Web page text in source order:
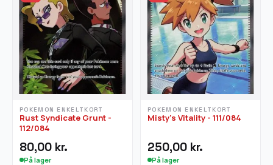
POKEMON ENKELTKORT
Rust Syndicate Grunt -
112/084
80,00 kr.
På lager
POKEMON ENKELTKORT
Misty's Vitality - 111/084
250,00 kr.
På lager